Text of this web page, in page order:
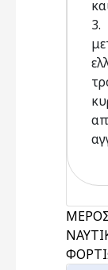
3.